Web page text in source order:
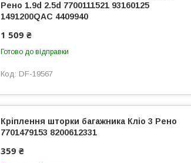
Рено 1.9d 2.5d 7700111521 93160125
1491200QAC 4409940
1 509 ₴
Готово до відправки
DF-19567
Кріплення шторки багажника Кліо 3 Рено
7701479153 8200612331
359 ₴